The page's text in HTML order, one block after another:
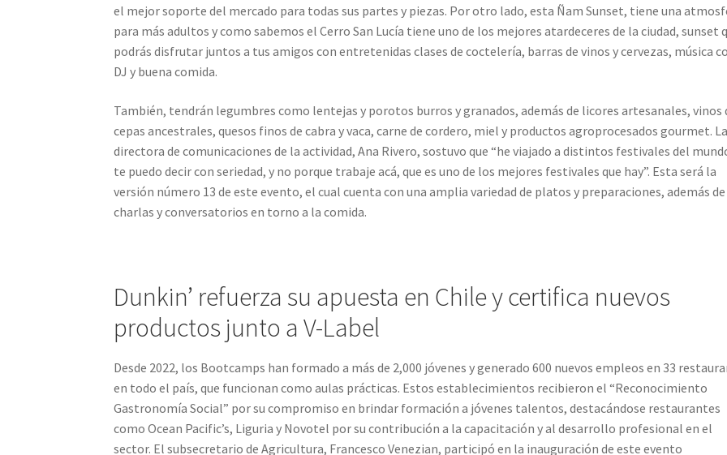
el mejor soporte del mercado para todas sus partes y piezas. Por otro lado, esta Ñam Sunset, tiene una
para más adultos y como sabemos el Cerro San Lucía tiene uno de los mejores atardeceres de la ciudad, sunset
podrás disfrutar juntos a tus amigos con entretenidas clases de coctelería, barras de vinos y cervezas, música
DJ y buena comida.
También, tendrán legumbres como lentejas y porotos burros y granados, además de licores artesanales, vinos
cepas ancestrales, quesos finos de cabra y vaca, carne de cordero, miel y productos agroprocesados gourmet. La
directora de comunicaciones de la actividad, Ana Rivero, sostuvo que “he viajado a distintos festivales del
te puedo decir con seriedad, y no porque trabaje acá, que es uno de los mejores festivales que hay”. Esta será la
versión número 13 de este evento, el cual cuenta con una amplia variedad de platos y preparaciones, además de
charlas y conversatorios en torno a la comida.
Dunkin’ refuerza su apuesta en Chile y certifica nuevos
productos junto a V-Label
Desde 2022, los Bootcamps han formado a más de 2,000 jóvenes y generado 600 nuevos empleos en 33
en todo el país, que funcionan como aulas prácticas. Estos establecimientos recibieron el “Reconocimiento
Gastronomía Social” por su compromiso en brindar formación a jóvenes talentos, destacándose restaurantes
como Ocean Pacific’s, Liguria y Novotel por su contribución a la capacitación y al desarrollo profesional en el
sector. El subsecretario de Agricultura, Francesco Venezian, participó en la inauguración de este evento